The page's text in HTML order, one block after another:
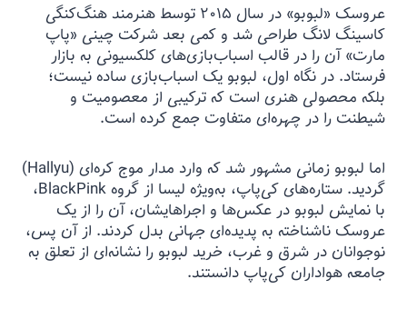
عروسک «لبوبو» در سال ۲۰۱۵ توسط هنرمند هنگ‌کنگی
کاسینگ لانگ طراحی شد و کمی بعد شرکت چینی «پاپ
مارت» آن را در قالب اسباب‌بازی‌های کلکسیونی به بازار
فرستاد. در نگاه اول، لبوبو یک اسباب‌بازی ساده نیست؛
بلکه محصولی هنری است که ترکیبی از معصومیت و
شیطنت را در چهره‌ای متفاوت جمع کرده است.
اما لبوبو زمانی مشهور شد که وارد مدار موج کره‌ای (Hallyu)
گردید. ستاره‌های کی‌پاپ، به‌ویژه لیسا از گروه BlackPink،
با نمایش لبوبو در عکس‌ها و اجراهایشان، آن را از یک
عروسک ناشناخته به پدیده‌ای جهانی بدل کردند. از آن پس،
نوجوانان در شرق و غرب، خرید لبوبو را نشانه‌ای از تعلق به
جامعه هواداران کی‌پاپ دانستند.